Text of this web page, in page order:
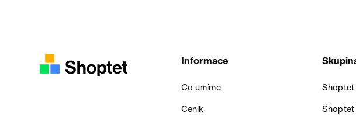
Informace
Co umíme
Ceník
Shoptet